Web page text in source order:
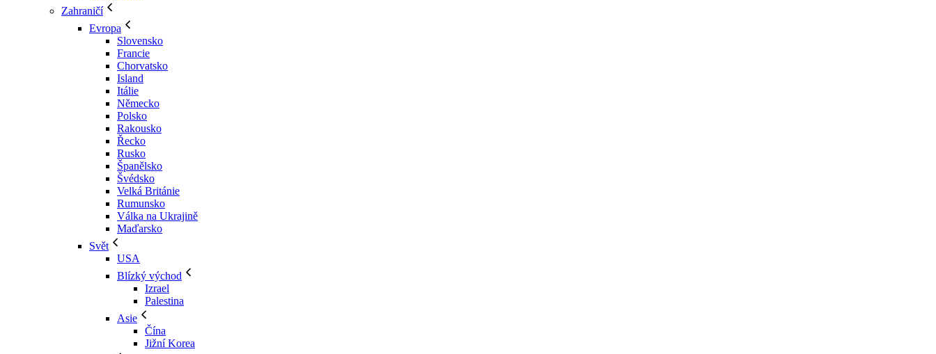
Zahraničí
Evropa
Slovensko
Francie
Chorvatsko
Island
Itálie
Německo
Polsko
Rakousko
Řecko
Rusko
Španělsko
Švédsko
Velká Británie
Rumunsko
Válka na Ukrajině
Maďarsko
Svět
USA
Blízký východ
Izrael
Palestina
Asie
Čína
Jižní Korea